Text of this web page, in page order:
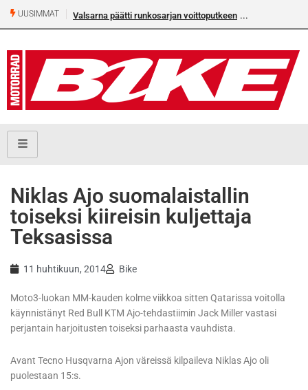
UUSIMMAT Valsarna päätti runkosarjan voittoputkeen
Niklas Ajo suomalaistallin
toiseksi kiireisin kuljettaja
Teksasissa
11 huhtikuun, 2014 Bike
Moto3-luokan MM-kauden kolme viikkoa sitten Qatarissa voitolla
käynnistänyt Red Bull KTM Ajo-tehdastiimin Jack Miller vastasi
perjantain harjoitusten toiseksi parhaasta vauhdista.
Avant Tecno Husqvarna Ajon väreissä kilpaileva Niklas Ajo oli
puolestaan 15:s.